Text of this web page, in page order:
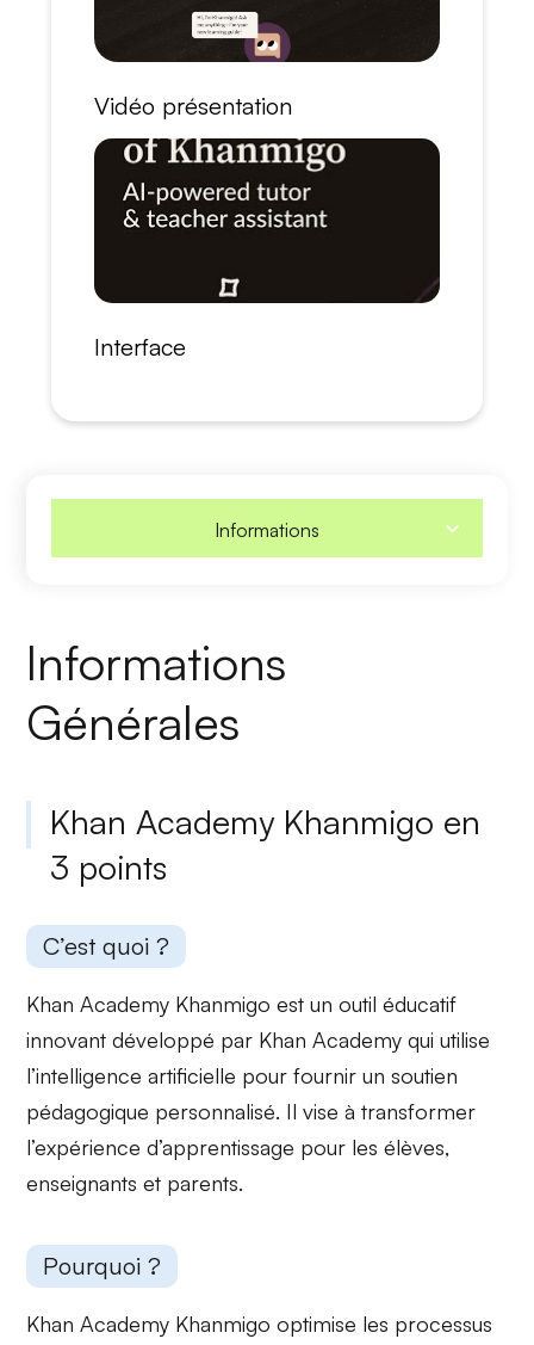
Vidéo présentation
Interface
Informations
Informations
Générales
Khan Academy Khanmigo en
3 points
C’est quoi ?
Khan Academy Khanmigo est un outil éducatif
innovant développé par Khan Academy qui utilise
l’intelligence artificielle pour fournir unsoutien
pédagogique personnalisé. Il vise à transformer
l’expérience d’apprentissage pour les élèves,
enseignants et parents.
Pourquoi ?
Khan Academy Khanmigooptimise les processus